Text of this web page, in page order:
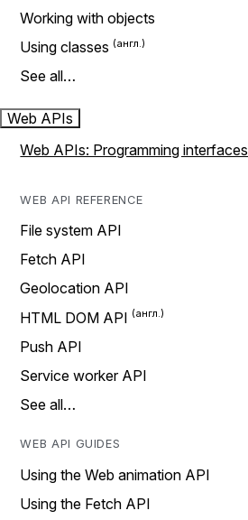
Working with objects
Using classes
See all…
Web APIs
Web APIs: Programming interfaces
WEB API REFERENCE
File system API
Fetch API
Geolocation API
HTML DOM API
Push API
Service worker API
See all…
WEB API GUIDES
Using the Web animation API
Using the Fetch API